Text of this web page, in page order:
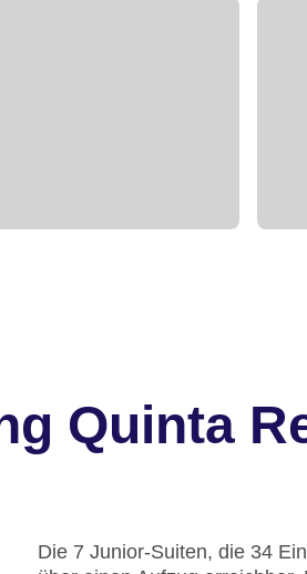
Quinta
Die 7 Junior-Suiten, die 34